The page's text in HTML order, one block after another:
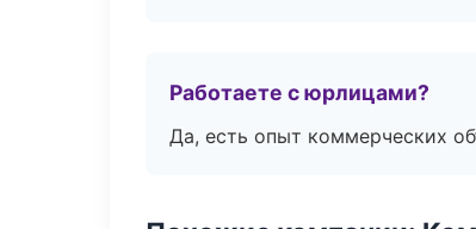
Работаете с юрлицами?
Да, есть опыт коммерческих